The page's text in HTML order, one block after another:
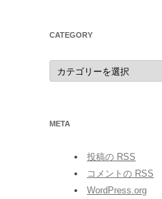
CATEGORY
category
META
投稿の RSS
コメントの RSS
WordPress.org